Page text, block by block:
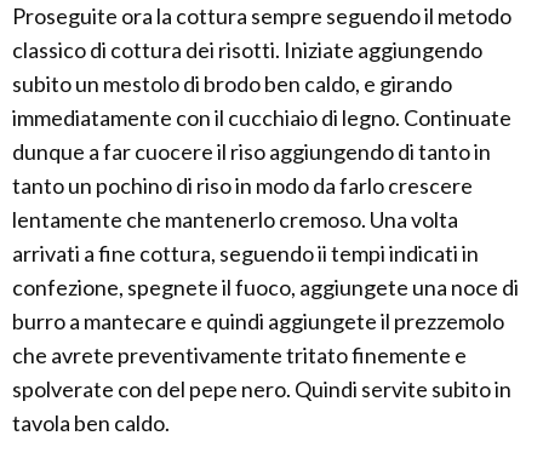
Proseguite ora la cottura sempre seguendo il metodo
classico di cottura dei risotti. Iniziate aggiungendo
subito un mestolo di brodo ben caldo, e girando
immediatamente con il cucchiaio di legno. Continuate
dunque a far cuocere il riso aggiungendo di tanto in
tanto un pochino di riso in modo da farlo crescere
lentamente che mantenerlo cremoso. Una volta
arrivati a fine cottura, seguendo ii tempi indicati in
confezione, spegnete il fuoco, aggiungete una noce di
burro a mantecare e quindi aggiungete il prezzemolo
che avrete preventivamente tritato finemente e
spolverate con del pepe nero. Quindi servite subito in
tavola ben caldo.